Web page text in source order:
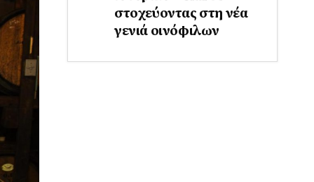
στοχεύοντας στη νέα
γενιά οινόφιλων